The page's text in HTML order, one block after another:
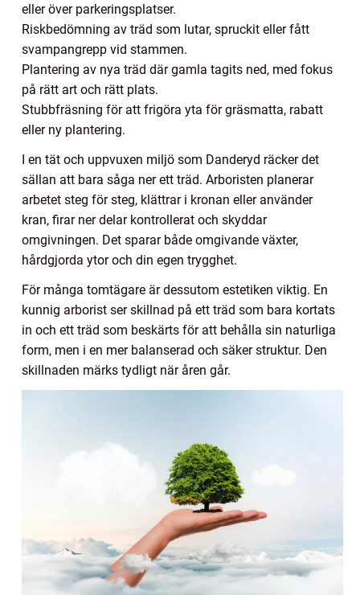
eller över parkeringsplatser.
Riskbedömning av träd som lutar, spruckit eller fått
svampangrepp vid stammen.
Plantering av nya träd där gamla tagits ned, med fokus
på rätt art och rätt plats.
Stubbfräsning för att frigöra yta för gräsmatta, rabatt
eller ny plantering.
I en tät och uppvuxen miljö som Danderyd räcker det
sällan att bara såga ner ett träd. Arboristen planerar
arbetet steg för steg, klättrar i kronan eller använder
kran, firar ner delar kontrollerat och skyddar
omgivningen. Det sparar både omgivande växter,
hårdgjorda ytor och din egen trygghet.
För många tomtägare är dessutom estetiken viktig. En
kunnig arborist ser skillnad på ett träd som bara kortats
in och ett träd som beskärts för att behålla sin naturliga
form, men i en mer balanserad och säker struktur. Den
skillnaden märks tydligt när åren går.